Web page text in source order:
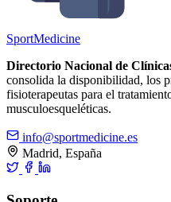
SportMedicine
Directorio Nacional de
consolida la disponibilidad, los
fisioterapeutas para el
musculoesqueléticas.
info@sportmedicine.es
Madrid, España